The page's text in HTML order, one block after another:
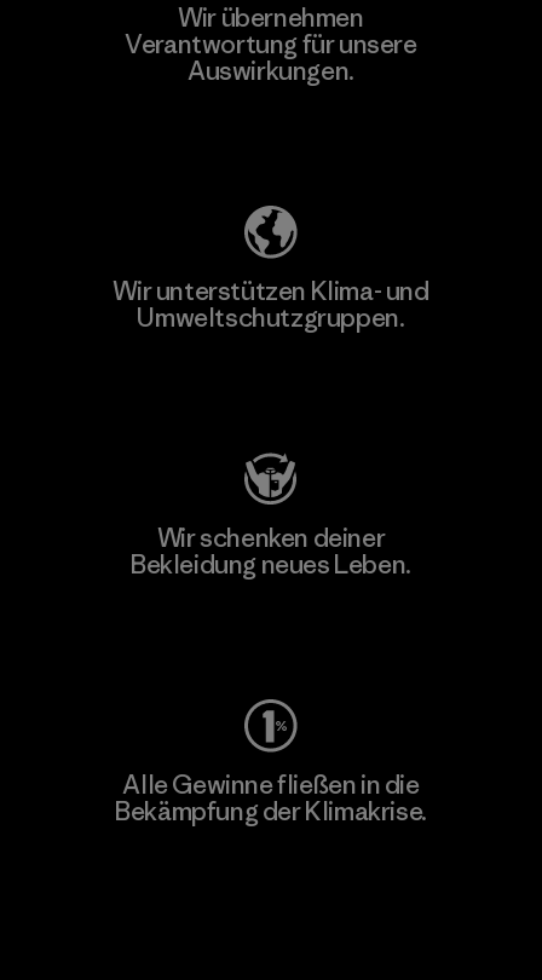
Wir übernehmen
Verantwortung für unsere
Auswirkungen.
Wir unterstützen Klima- und
Umweltschutzgruppen.
Wir schenken deiner
Bekleidung neues Leben.
Alle Gewinne fließen in die
Bekämpfung der Klimakrise.